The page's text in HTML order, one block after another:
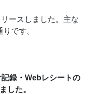
ースしました。主な
です。
録・Webレシートの
した。